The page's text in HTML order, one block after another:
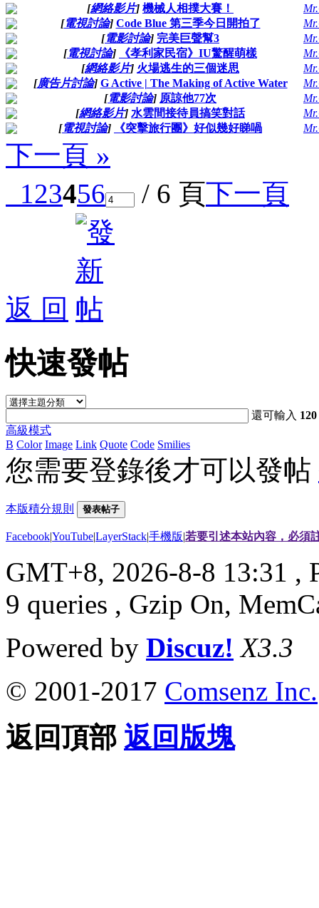
[網絡影片] 機械人相撲大賽！
[電視討論] Code Blue 第三季今日開拍了
[電影討論] 完美巨聲幫3
[電視討論] 《孝利家民宿》IU驚醒萌樣
[網絡影片] 火場逃生的三個迷思
[廣告片討論] G Active | The Making of Active Water
[電影討論] 原諒他77次
[網絡影片] 水雲間接待員搞笑對話
[電視討論] 《‪突擊旅行團》好似幾好睇喎
下一頁 »
123456 / 6 頁下一頁
返 回
快速發帖
還可輸入 120
高級模式
B Color Image Link Quote Code Smilies
您需要登錄後才可以發帖
本版積分規則 發表帖子
Facebook|YouTube|LayerStack|手機版|若要引述本站內容，必須
GMT+8, 2026-8-8 13:31 ,
9 queries , Gzip On,
Powered by Discuz! X3.3
© 2001-2017 Comsenz Inc.
返回頂部 返回版塊